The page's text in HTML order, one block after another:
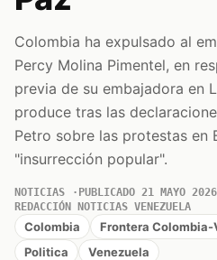
Colombia ha expulsado al
Percy Molina Pimentel, en
previa de su embajadora en
produce tras las
Petro sobre las protestas en
"insurrección popular".
NOTICIAS PUBLICADO 21 MAYO 2026
REDACCIÓN NOTICIAS VENEZUELA
Colombia Frontera Colombia-
Politica
Venezuela